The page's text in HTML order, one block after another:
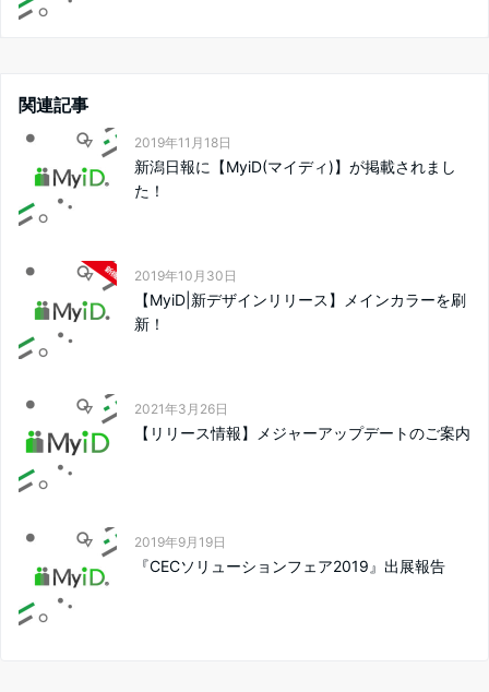
関連記事
2019年11月18日
新潟日報に【MyiD(マイディ)】が掲載されまし
た！
2019年10月30日
【MyiD|新デザインリリース】メインカラーを刷
新！
2021年3月26日
【リリース情報】メジャーアップデートのご案内
2019年9月19日
『CECソリューションフェア2019』出展報告